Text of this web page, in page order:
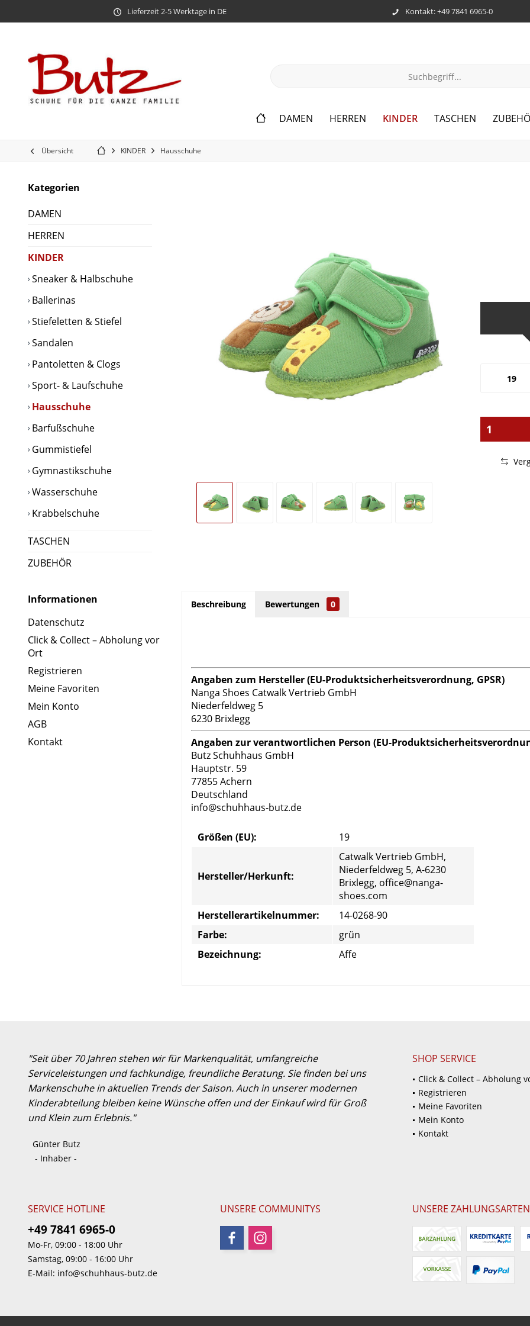
Lieferzeit 2-5 Werktage in DE Kontakt: +49 7841 6965-0
DAMEN HERREN KINDER TASCHEN
Übersicht KINDER Hausschuhe
Kategorien
DAMEN
HERREN
KINDER
Sneaker & Halbschuhe
Ballerinas
Stiefeletten & Stiefel
Sandalen
Pantoletten & Clogs
Sport- & Laufschuhe
Hausschuhe
Barfußschuhe
Gummistiefel
Gymnastikschuhe
Wasserschuhe
Krabbelschuhe
TASCHEN
ZUBEHÖR
Informationen
Datenschutz
Click & Collect – Abholung vor
Ort
Registrieren
Meine Favoriten
Mein Konto
AGB
Kontakt
19
Beschreibung Bewertungen 0
Angaben zum Hersteller (EU-Produktsicherheitsverordnung, GPSR)
Nanga Shoes Catwalk Vertrieb GmbH
Niederfeldweg 5
6230 Brixlegg
Angaben zur verantwortlichen Person (EU-
Butz Schuhhaus GmbH
Hauptstr. 59
77855 Achern
Deutschland
info@schuhhaus-butz.de
Größen (EU): 19
Hersteller/Herkunft:
Catwalk Vertrieb GmbH,
Niederfeldweg 5, A-6230
Brixlegg, office@nanga-
shoes.com
Herstellerartikelnummer:
14-0268-90
Farbe:
grün
Bezeichnung:
Affe
"Seit über 70 Jahren stehen wir für Markenqualität, umfangreiche
Serviceleistungen und fachkundige, freundliche Beratung. Sie finden bei uns
Markenschuhe in aktuellen Trends der Saison. Auch in unserer modernen
Kinderabteilung bleiben keine Wünsche offen und der Einkauf wird für Groß
und Klein zum Erlebnis."
Günter Butz
- Inhaber -
SHOP SERVICE
Click & Collect – Abholung
Registrieren
Meine Favoriten
Mein Konto
Kontakt
SERVICE HOTLINE
+49 7841 6965-0
Mo-Fr, 09:00 - 18:00 Uhr
Samstag, 09:00 - 16:00 Uhr
E-Mail: info@schuhhaus-butz.de
UNSERE COMMUNITYS UNSERE ZAHLUNGSARTEN